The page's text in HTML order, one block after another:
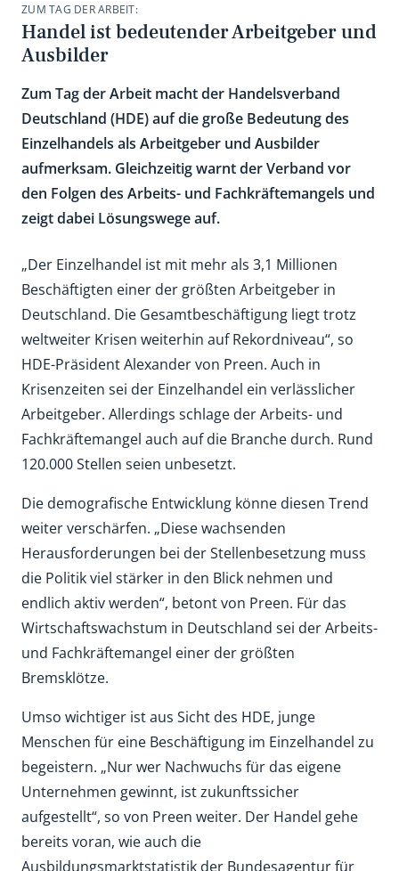
ZUM TAG DER ARBEIT:
Handel ist bedeutender Arbeitgeber und
Ausbilder
Zum Tag der Arbeit macht der Handelsverband
Deutschland (HDE) auf die große Bedeutung des
Einzelhandels als Arbeitgeber und Ausbilder
aufmerksam. Gleichzeitig warnt der Verband vor
den Folgen des Arbeits- und Fachkräftemangels und
zeigt dabei Lösungswege auf.
„Der Einzelhandel ist mit mehr als 3,1 Millionen
Beschäftigten einer der größten Arbeitgeber in
Deutschland. Die Gesamtbeschäftigung liegt trotz
weltweiter Krisen weiterhin auf Rekordniveau“, so
HDE-Präsident Alexander von Preen. Auch in
Krisenzeiten sei der Einzelhandel ein verlässlicher
Arbeitgeber. Allerdings schlage der Arbeits- und
Fachkräftemangel auch auf die Branche durch. Rund
120.000 Stellen seien unbesetzt.
Die demografische Entwicklung könne diesen Trend
weiter verschärfen. „Diese wachsenden
Herausforderungen bei der Stellenbesetzung muss
die Politik viel stärker in den Blick nehmen und
endlich aktiv werden“, betont von Preen. Für das
Wirtschaftswachstum in Deutschland sei der Arbeits-
und Fachkräftemangel einer der größten
Bremsklötze.
Umso wichtiger ist aus Sicht des HDE, junge
Menschen für eine Beschäftigung im Einzelhandel zu
begeistern. „Nur wer Nachwuchs für das eigene
Unternehmen gewinnt, ist zukunftssicher
aufgestellt“, so von Preen weiter. Der Handel gehe
bereits voran, wie auch die
Ausbildungsmarktstatistik der Bundesagentur für